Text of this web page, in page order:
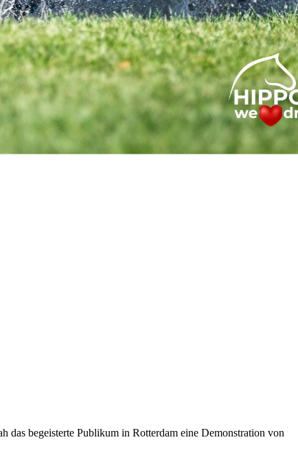
das begeisterte Publikum in Rotterdam eine Demonstration von